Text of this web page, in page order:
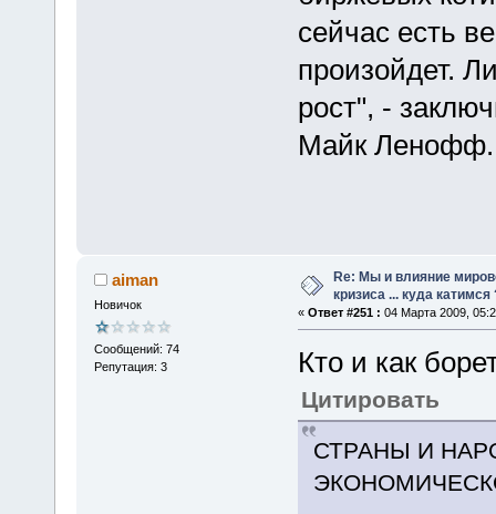
сейчас есть
произойдет.
рост", -
Майк Ленофф.
aiman
Новичок
Сообщений: 74
Репутация: 3
Re: Мы и влияние
кризиса ... куда катимся
« Ответ #251 : 04 Марта 2009,
Кто и как
Цитировать
СТРАНЫ И